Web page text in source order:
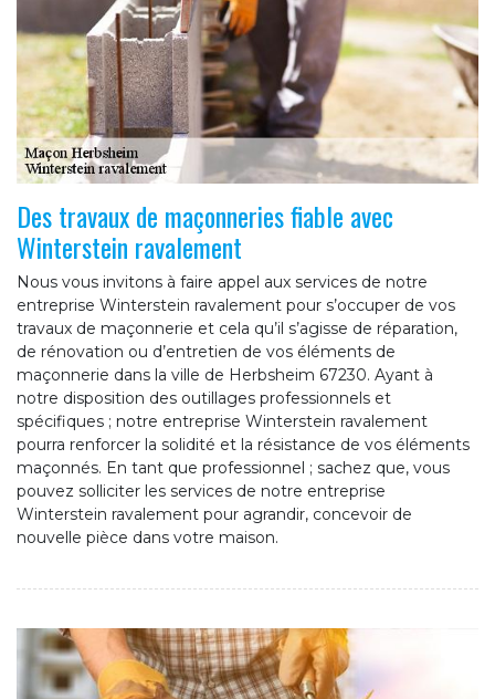
Des travaux de maçonneries fiable avec
Winterstein ravalement
Nous vous invitons à faire appel aux services de notre
entreprise Winterstein ravalement pour s’occuper de vos
travaux de maçonnerie et cela qu’il s’agisse de réparation,
de rénovation ou d’entretien de vos éléments de
maçonnerie dans la ville de Herbsheim 67230. Ayant à
notre disposition des outillages professionnels et
spécifiques ; notre entreprise Winterstein ravalement
pourra renforcer la solidité et la résistance de vos éléments
maçonnés. En tant que professionnel ; sachez que, vous
pouvez solliciter les services de notre entreprise
Winterstein ravalement pour agrandir, concevoir de
nouvelle pièce dans votre maison.